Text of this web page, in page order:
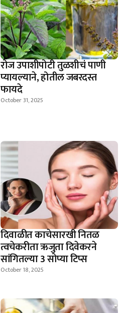
रोज उपाशीपोटी तुळशीचं पाणी
प्यायल्याने, होतील जबरदस्त
फायदे
October 31, 2025
दिवाळीत काचेसारखी नितळ
त्वचेकरीता ऋजुता दिवेकरने
सांगितल्या 3 सोप्या टिप्स
October 18, 2025